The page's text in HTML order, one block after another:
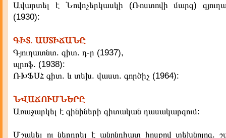
Ավարտել է Նովոչերկասկի (Ռոստովի մարզ)
(1930):
ԳԻՏ. ԱՍՏԻՃԱՆԸ
Գյուղատնտ. գիտ. դ-ր (1937),
պրոֆ. (1938):
ՌԽՖՍՀ գիտ. և տեխ. վաստ. գործիչ (1964):
ՆՎԱՃՈՒՄՆԵՐԸ
Առաջարկել է գինիների գիտական դասակարգում:
Մշակել ու ներդրել է անընդհատ հոսքով տեխնոլոգ.